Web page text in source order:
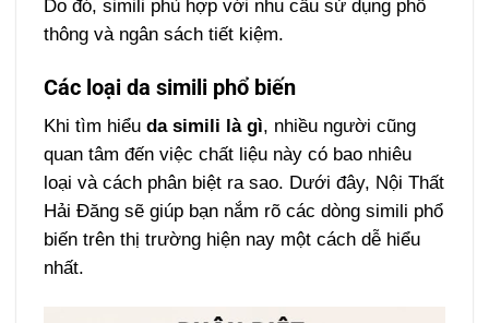
Do đó, simili phù hợp với nhu cầu sử dụng phổ
thông và ngân sách tiết kiệm.
Các loại da simili phổ biến
Khi tìm hiểuda simili là gì, nhiều người cũng
quan tâm đến việc chất liệu này có bao nhiêu
loại và cách phân biệt ra sao. Dưới đây, Nội Thất
Hải Đăng sẽ giúp bạn nắm rõ các dòng simili phổ
biến trên thị trường hiện nay một cách dễ hiểu
nhất.